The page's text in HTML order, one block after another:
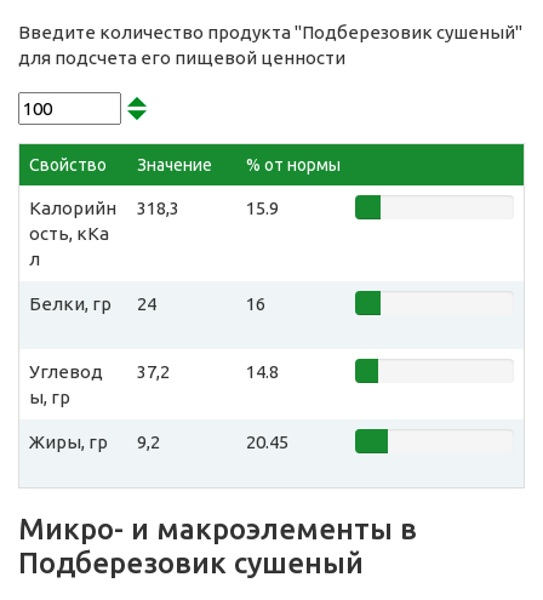
Введите количество продукта "Подберезовик сушеный"
для подсчета его пищевой ценности
Свойство Значение % от нормы
Калорийн
ость, кКа
л
318,3 15.9
Белки, гр 24 16
Углевод
ы, гр
37,2 14.8
Жиры, гр 9,2 20.45
Микро- и макроэлементы в
Подберезовик сушеный